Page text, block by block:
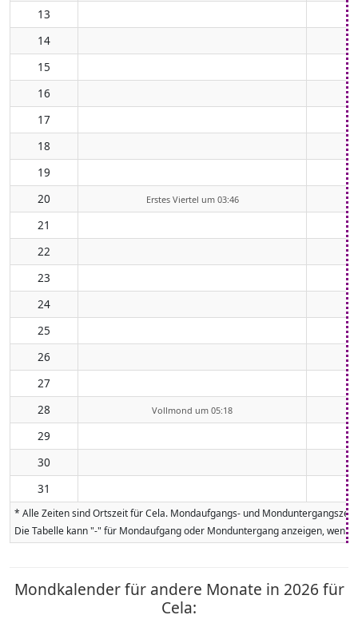
13
14
15
16
17
18
19
20
Erstes Viertel um 03:46
21
22
23
24
25
26
27
28
Vollmond um 05:18
29
30
31
* Alle Zeiten sind Ortszeit für Cela. Mondaufgangs- und
Die Tabelle kann "-" für Mondaufgang oder Monduntergang anzeigen,
Mondkalender für andere Monate in 2026 für
Cela: